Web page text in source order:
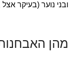
ובני נוער (בעיקר
מהן